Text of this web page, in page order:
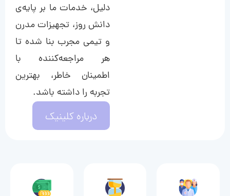
دلیل، خدمات ما بر پایه‌ی
دانش روز، تجهیزات مدرن
و تیمی مجرب بنا شده تا
هر مراجعه‌کننده با
اطمینان خاطر، بهترین
تجربه را داشته باشد.
درباره کلینیک